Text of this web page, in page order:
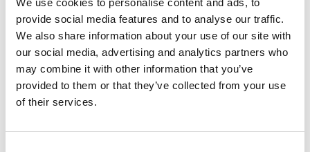
provide social media features and to analyse our traffic.
We also share information about your use of our site with
our social media, advertising and analytics partners who
may combine it with other information that you’ve
provided to them or that they’ve collected from your use
of their services.